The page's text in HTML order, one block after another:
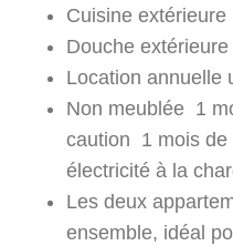
Cuisine extérieure
Douche
Location annuelle
Non meublée 1
caution 1 mois de
électricité à la
Les deux
ensemble, idéal